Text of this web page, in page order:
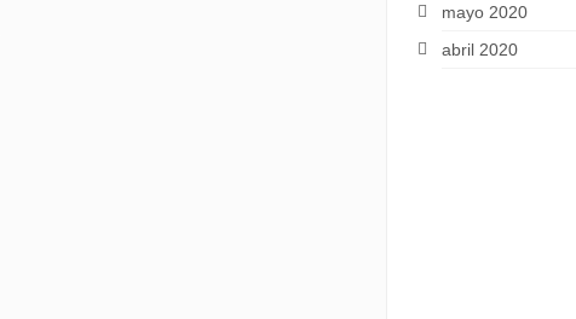
mayo 2020
abril 2020